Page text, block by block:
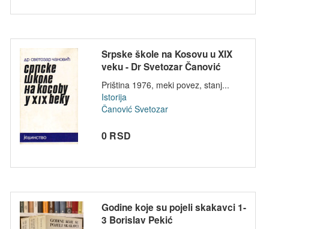
Srpske škole na Kosovu u XIX
veku - Dr Svetozar Čanović
Priština 1976, meki povez, stanj...
Istorija
Čanović Svetozar
0 RSD
Godine koje su pojeli skakavci 1-
3 Borislav Pekić